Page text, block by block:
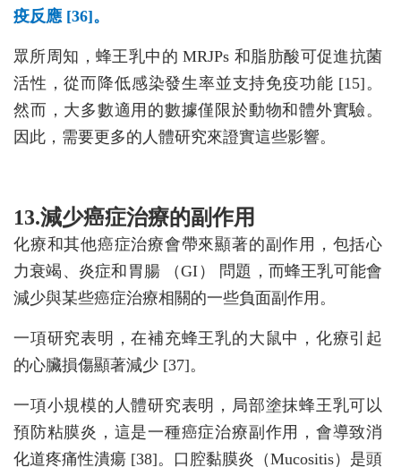
疫反應 [36]。
眾所周知，蜂王乳中的 MRJPs 和脂肪酸可促進抗菌
活性，從而降低感染發生率並支持免疫功能 [15]。
然而，大多數適用的數據僅限於動物和體外實驗。
因此，需要更多的人體研究來證實這些影響。
13.減少癌症治療的副作用
化療和其他癌症治療會帶來顯著的副作用，包括心
力衰竭、炎症和胃腸 （GI） 問題，而蜂王乳可能會
減少與某些癌症治療相關的一些負面副作用。
一項研究表明，在補充蜂王乳的大鼠中，化療引起
的心臟損傷顯著減少 [37]。
一項小規模的人體研究表明，局部塗抹蜂王乳可以
預防粘膜炎，這是一種癌症治療副作用，會導致消
化道疼痛性潰瘍 [38]。口腔黏膜炎（Mucositis）是頭